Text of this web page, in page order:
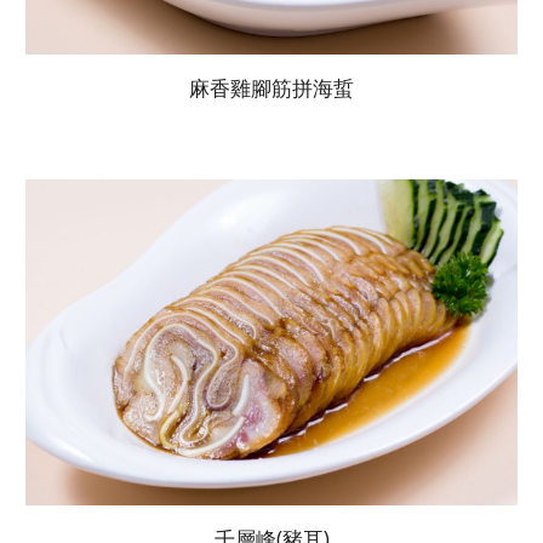
麻香雞腳筋拼海蜇